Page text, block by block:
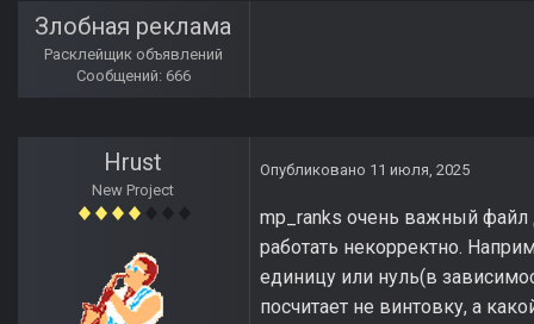
Злобная реклама
Расклейщик объявлений
Сообщений: 666
Hrust
New Project
Опубликовано 11 июля, 2025
mp_ranks очень важный файл
работать некорректно.
единицу или нуль(в
посчитает не винтовку, а